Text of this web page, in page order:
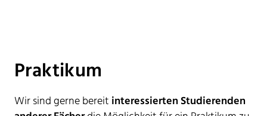
Praktikum
Wir sind gerne bereit interessierten Studierenden